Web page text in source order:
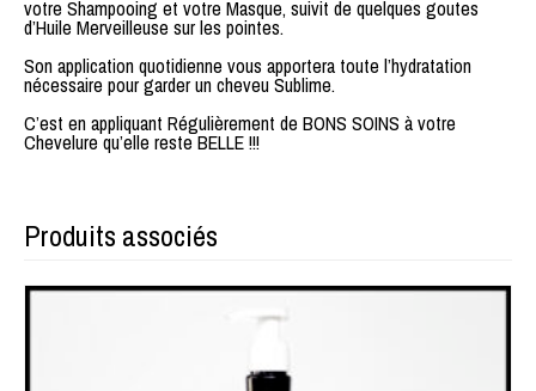
votre Shampooing et votre Masque, suivit de quelques goutes
d’Huile Merveilleuse sur les pointes.
Son application quotidienne vous apportera toute l’hydratation
nécessaire pour garder un cheveu Sublime.
C’est en appliquant Régulièrement de BONS SOINS à votre
Chevelure qu’elle reste BELLE !!!
Produits associés